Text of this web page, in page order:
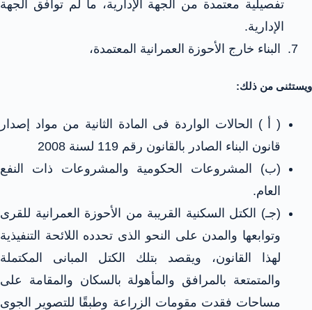
تفصيلية معتمدة من الجهة الإدارية، ما لم توافق الجهة
الإدارية.
البناء خارج الأحوزة العمرانية المعتمدة،
ويستثنى من ذلك:
( أ ) الحالات الواردة فى المادة الثانية من مواد إصدار
قانون البناء الصادر بالقانون رقم 119 لسنة 2008
(ب) المشروعات الحكومية والمشروعات ذات النفع
العام.
(جـ) الكتل السكنية القريبة من الأحوزة العمرانية للقرى
وتوابعها والمدن على النحو الذى تحدده اللائحة التنفيذية
لهذا القانون، ويقصد بتلك الكتل المبانى المكتملة
والمتمتعة بالمرافق والمأهولة بالسكان والمقامة على
مساحات فقدت مقومات الزراعة وطبقًا للتصوير الجوى